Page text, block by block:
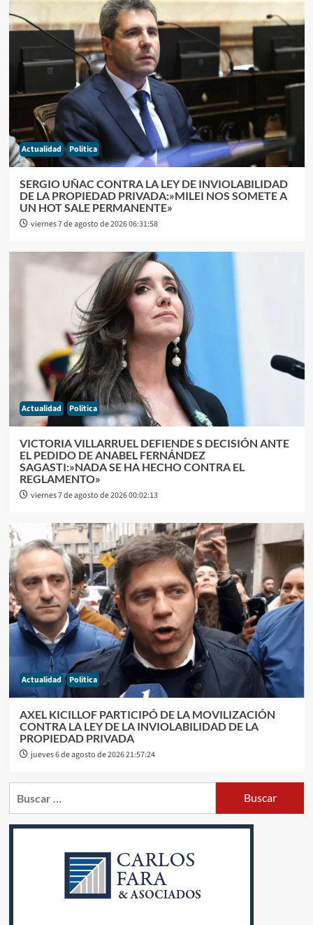
Actualidad Politica
SERGIO UÑAC CONTRA LA LEY DE INVIOLABILIDAD
DE LA PROPIEDAD PRIVADA:»MILEI NOS SOMETE A
UN HOT SALE PERMANENTE»
viernes 7 de agosto de 2026 06:31:58
Actualidad Politica
VICTORIA VILLARRUEL DEFIENDE S DECISIÓN ANTE
EL PEDIDO DE ANABEL FERNÁNDEZ
SAGASTI:»NADA SE HA HECHO CONTRA EL
REGLAMENTO»
viernes 7 de agosto de 2026 00:02:13
Actualidad Politica
AXEL KICILLOF PARTICIPÓ DE LA MOVILIZACIÓN
CONTRA LA LEY DE LA INVIOLABILIDAD DE LA
PROPIEDAD PRIVADA
jueves 6 de agosto de 2026 21:57:24